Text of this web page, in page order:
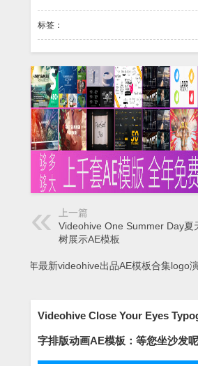
标签：
上一篇
Videohive One Summer Day夏
树展示AE模板
2014年最新videohive出品AE模板合集logo
Videohive Close Your Eyes
字排版动画AE模板：等您坐沙发呢